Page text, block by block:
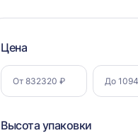
Фильтр
по
параметрам
Цена
Высота упаковки
ПЗО